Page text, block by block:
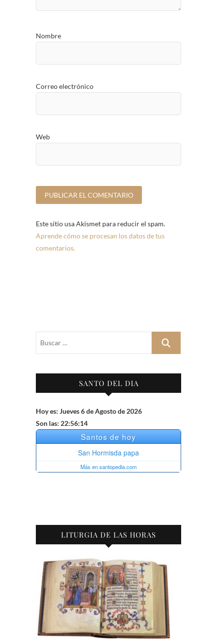
Nombre
Correo electrónico
Web
Este sitio usa Akismet para reducir el spam.
Aprende cómo se procesan los datos de tus
comentarios.
Buscar
SANTO DEL DIA
Hoy es: Jueves 6 de Agosto de 2026
Son las: 22:56:15
LITURGIA DE LAS HORAS